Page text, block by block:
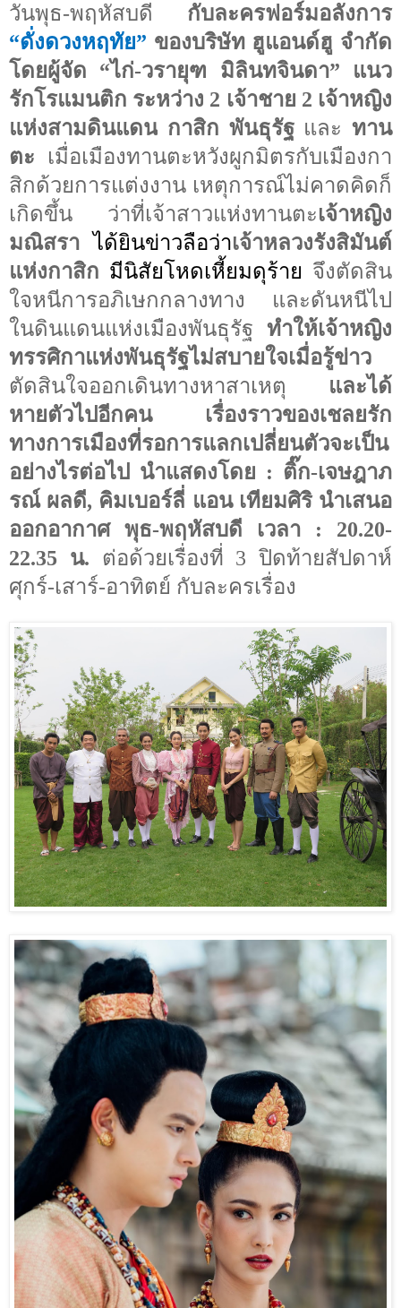
วันพุธ-พฤหัสบดี กับละครฟอร์มอลังการ
“ดั่งดวงหฤทัย” ของบริษัท ฮูแอนด์ฮู จำกัด
โดยผู้จัด “ไก่-วรายุฑ มิลินทจินดา” แนว
รักโรแมนติก ระหว่าง 2 เจ้าชาย 2 เจ้าหญิง
แห่งสามดินแดน กาสิก พันธุรัฐ และ ทาน
ตะ เมื่อเมืองทานตะหวังผูกมิตรกับเมืองกา
สิกด้วยการแต่งงาน เหตุการณ์ไม่คาดคิดก็
เกิดขึ้น ว่าที่เจ้าสาวแห่งทานตะเจ้าหญิง
มณิสราได้ยินข่าวลือว่าเจ้าหลวงรังสิมันต์
แห่งกาสิก มีนิสัยโหดเหี้ยมดุร้าย จึงตัดสิน
ใจหนีการอภิเษกกลางทาง และดันหนีไป
ในดินแดนแห่งเมืองพันธุรัฐ ทำให้เจ้าหญิง
ทรรศิกาแห่งพันธุรัฐไม่สบายใจเมื่อรู้ข่าว
ตัดสินใจออกเดินทางหาสาเหตุ และได้
หายตัวไปอีกคน เรื่องราวของเชลยรัก
ทางการเมืองที่รอการแลกเปลี่ยนตัวจะเป็น
อย่างไรต่อไป นำแสดงโดย : ติ๊ก-เจษฎาภ
รณ์ ผลดี, คิมเบอร์ลี่ แอน เทียมศิริ นำเสนอ
ออกอากาศ พุธ-พฤหัสบดี เวลา :
20.20-
22.35 น.
ต่อด้วยเรื่องที่ 3 ปิดท้ายสัปดาห์
ศุกร์-เสาร์-อาทิตย์ กับละครเรื่อง